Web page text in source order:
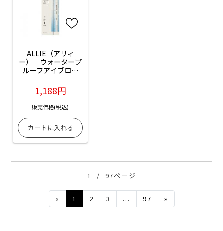
ALLIE（アリィ
ー）　ウォータープ
ルーフアイブロウ
ラウン：0.15g入
1,188円
販売価格(税込)
1 / 97ページ
« Previous
1 2 3 ... 97 »